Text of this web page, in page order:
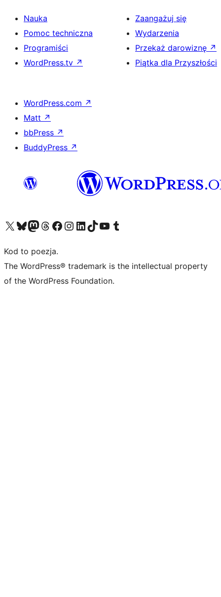
Nauka
Pomoc techniczna
Programiści
WordPress.tv ↗
Zaangażuj się
Wydarzenia
Przekaż darowiznę ↗
Piątka dla Przyszłości
WordPress.com ↗
Matt ↗
bbPress ↗
BuddyPress ↗
Odwiedź nasze konto X (dawniej Twitter)
Odwiedź nasze konto Bluesky
Odwiedź nasze konto na Mastodoncie
Odwiedź naszego Threadsa
Odwiedź naszego Facebooka
Odwiedź nasze konto na Instagramie
Odwiedź nasze konto na LinkedIn
Odwiedź naszego TikToka
Odwiedź nasz kanał YouTube
Odwiedź naszego Tumblra
Kod to poezja.
The WordPress® trademark is the intellectual property
of the WordPress Foundation.